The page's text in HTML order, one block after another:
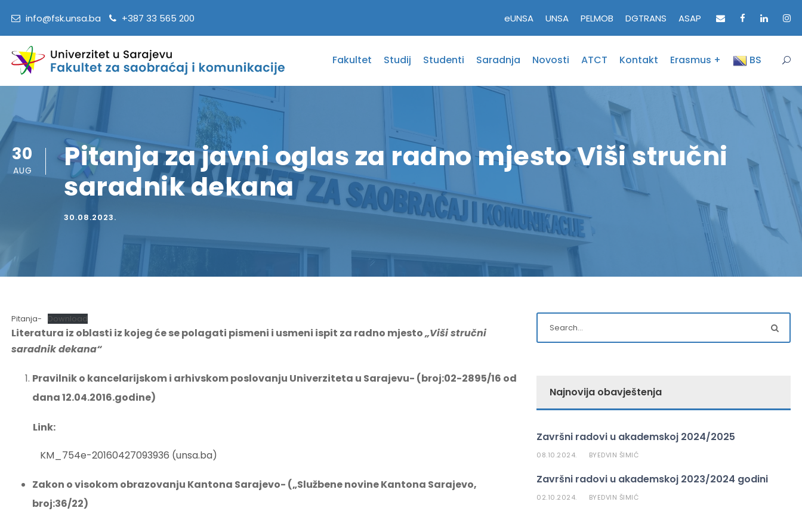
info@fsk.unsa.ba +387 33 565 200 eUNSA UNSA PELMOB DGTRANS ASAP
Fakultet Studij Studenti Saradnja Novosti ATCT Kontakt Erasmus + BS
30
AUG
Pitanja za javni oglas za radno mjesto Viši stručni
saradnik dekana
30.08.2023.
Pitanja- Download
Literatura iz oblasti iz kojeg će se polagati pismeni i usmeni ispit za radno mjesto„Viši stručni
saradnik dekana“
Pravilnik o kancelarijskom i arhivskom poslovanju Univerziteta u Sarajevu- (broj:02-2895/16 od
dana 12.04.2016.godine)
Link:
KM_754e-20160427093936 (unsa.ba)
Zakon o visokom obrazovanju Kantona Sarajevo- („Službene novine Kantona Sarajevo,
broj:36/22)
Najnovija obavještenja
Završni radovi u akademskoj 2024/2025
08.10.2024. BYEDVIN ŠIMIĆ
Završni radovi u akademskoj 2023/2024 godini
02.10.2024. BYEDVIN ŠIMIĆ